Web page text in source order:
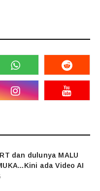
dan dulunya MALU
ada Video AI